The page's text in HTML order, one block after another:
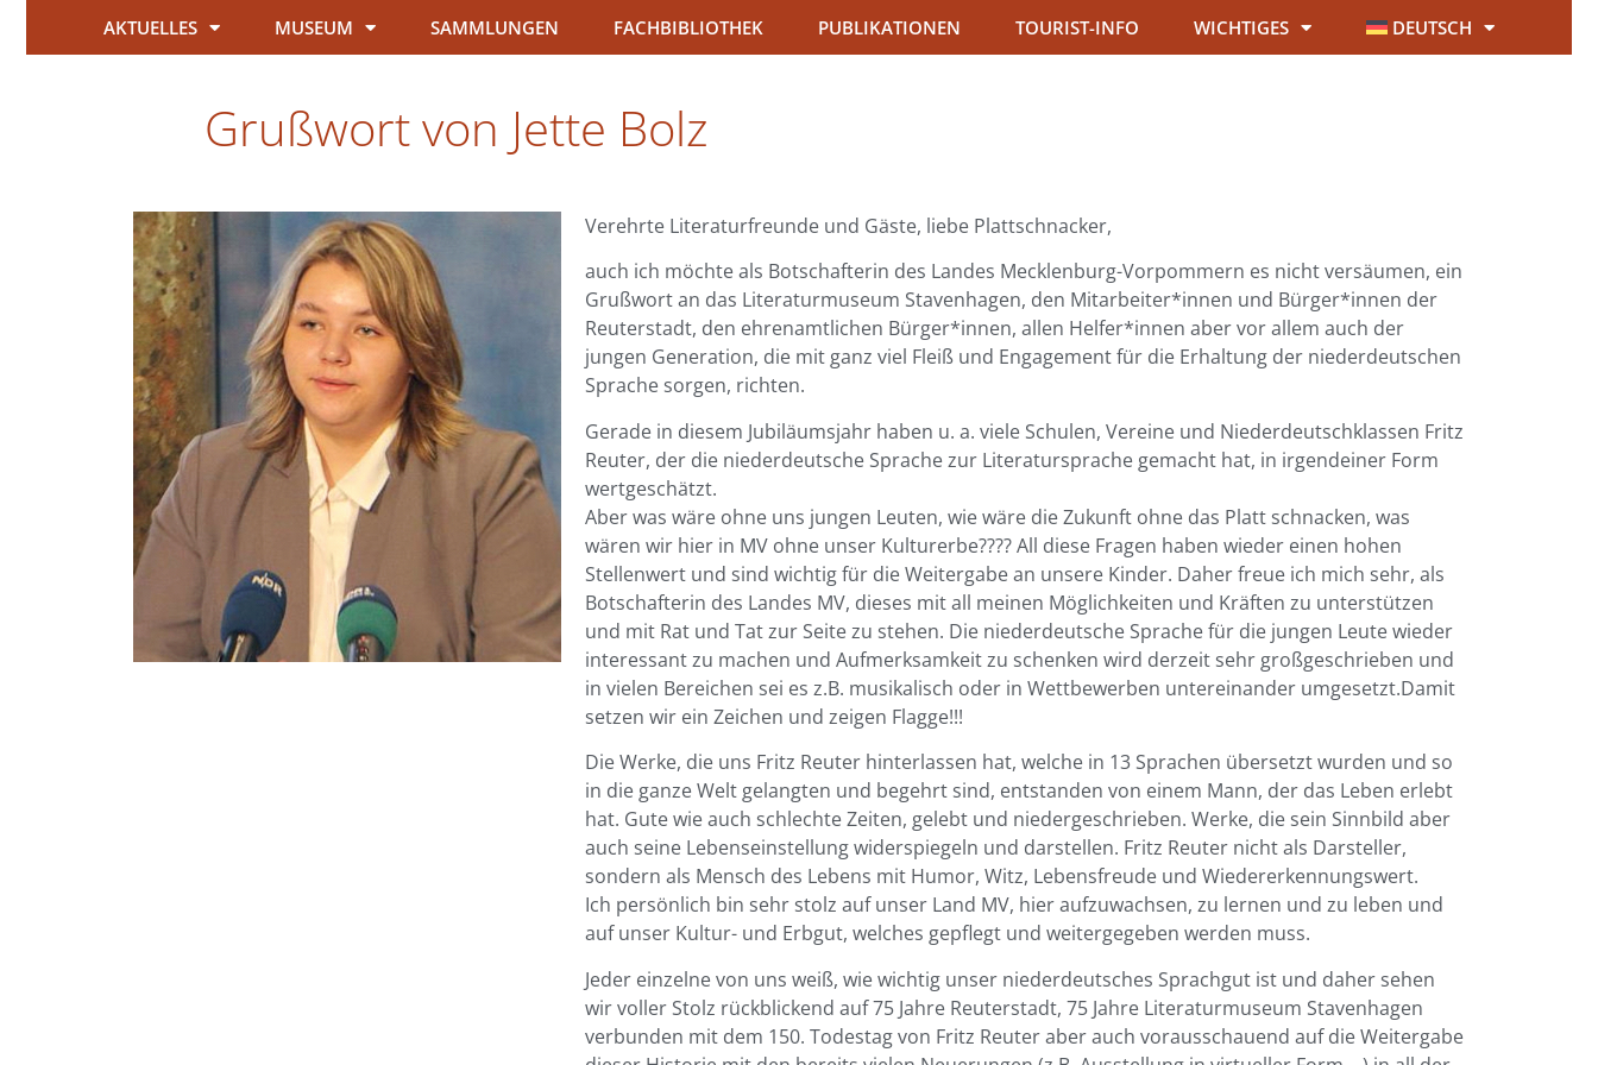
AKTUELLES MUSEUM SAMMLUNGEN FACHBIBLIOTHEK PUBLIKATIONEN TOURIST-INFO WICHTIGES DEUTSCH
Grußwort von Jette Bolz
Verehrte Literaturfreunde und Gäste, liebe Plattschnacker,
auch ich möchte als Botschafterin des Landes Mecklenburg-Vorpommern es nicht versäumen, ein
Grußwort an das Literaturmuseum Stavenhagen, den Mitarbeiter*innen und Bürger*innen der
Reuterstadt, den ehrenamtlichen Bürger*innen, allen Helfer*innen aber vor allem auch der
jungen Generation, die mit ganz viel Fleiß und Engagement für die Erhaltung der niederdeutschen
Sprache sorgen, richten.
Gerade in diesem Jubiläumsjahr haben u. a. viele Schulen, Vereine und Niederdeutschklassen Fritz
Reuter, der die niederdeutsche Sprache zur Literatursprache gemacht hat, in irgendeiner Form
wertgeschätzt.
Aber was wäre ohne uns jungen Leuten, wie wäre die Zukunft ohne das Platt schnacken, was
wären wir hier in MV ohne unser Kulturerbe???? All diese Fragen haben wieder einen hohen
Stellenwert und sind wichtig für die Weitergabe an unsere Kinder. Daher freue ich mich sehr, als
Botschafterin des Landes MV, dieses mit all meinen Möglichkeiten und Kräften zu unterstützen
und mit Rat und Tat zur Seite zu stehen. Die niederdeutsche Sprache für die jungen Leute wieder
interessant zu machen und Aufmerksamkeit zu schenken wird derzeit sehr großgeschrieben und
in vielen Bereichen sei es z.B. musikalisch oder in Wettbewerben untereinander umgesetzt.Damit
setzen wir ein Zeichen und zeigen Flagge!!!
Die Werke, die uns Fritz Reuter hinterlassen hat, welche in 13 Sprachen übersetzt wurden und so
in die ganze Welt gelangten und begehrt sind, entstanden von einem Mann, der das Leben erlebt
hat. Gute wie auch schlechte Zeiten, gelebt und niedergeschrieben. Werke, die sein Sinnbild aber
auch seine Lebenseinstellung widerspiegeln und darstellen. Fritz Reuter nicht als Darsteller,
sondern als Mensch des Lebens mit Humor, Witz, Lebensfreude und Wiedererkennungswert.
Ich persönlich bin sehr stolz auf unser Land MV, hier aufzuwachsen, zu lernen und zu leben und
auf unser Kultur- und Erbgut, welches gepflegt und weitergegeben werden muss.
Jeder einzelne von uns weiß, wie wichtig unser niederdeutsches Sprachgut ist und daher sehen
wir voller Stolz rückblickend auf 75 Jahre Reuterstadt, 75 Jahre Literaturmuseum Stavenhagen
verbunden mit dem 150. Todestag von Fritz Reuter aber auch vorausschauend auf die Weitergabe